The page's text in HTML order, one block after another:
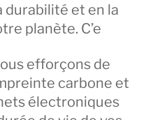
durabilité et en la
planète. C’e
efforçons de
carbone et
électroniques